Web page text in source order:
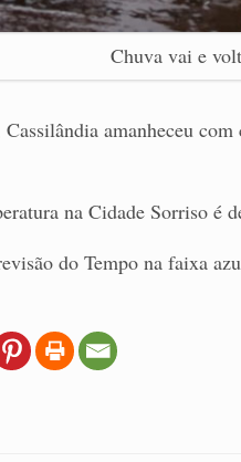
Chuva vai e
amanheceu
na Cidade Sorriso é
do Tempo na faixa